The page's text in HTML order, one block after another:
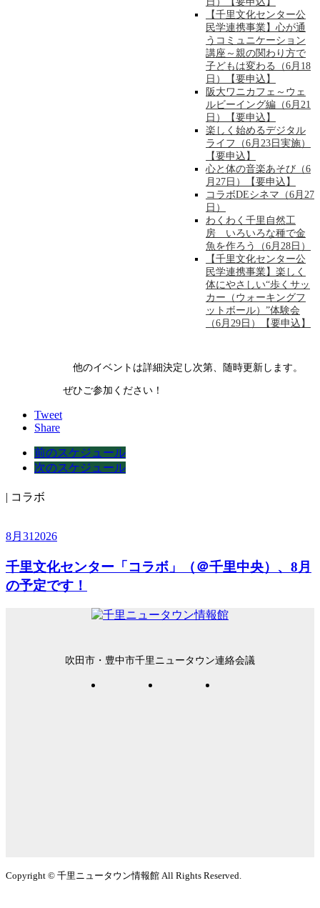
【千里文化センター公
民学連携事業】心が通
うコミュニケーション
講座～親の関わり方で
子どもは変わる（6月18
日）【要申込】
阪大ワニカフェ～ウェ
ルビーイング編（6月21
日）【要申込】
楽しく始めるデジタル
ライフ（6月23日実施）
【要申込】
心と体の音楽あそび（6
月27日）【要申込】
コラボDEシネマ（6月27
日）
わくわく千里自然工
房 いろいろな種で金
魚を作ろう（6月28日）
【千里文化センター公
民学連携事業】楽しく
体にやさしい“歩くサッ
カー（ウォーキングフ
ットボール）”体験会
（6月29日）【要申込】
他のイベントは詳細決定し次第、随時更新します。
ぜひご参加ください！
Tweet
Share
前のスケジュール
次のスケジュール
| コラボ
8月 31 2026
千里文化センター「コラボ」（＠千里中央）、8月
の予定です！
吹田市・豊中市千里ニュータウン連絡会議
Copyright © 千里ニュータウン情報館 All Rights Reserved.